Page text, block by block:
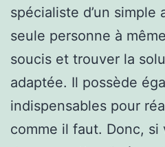
spécialiste d’un simple
seule personne à
soucis et trouver la
adaptée. Il possède
indispensables pour
comme il faut. Donc,